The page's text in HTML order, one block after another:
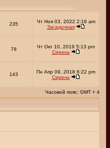
235
Чт Ноя 03, 2022 2:16 am
Загадочная
78
Чт Окт 10, 2019 5:13 pm
Сирень
143
Пн Апр 09, 2018 6:22 pm
Сирень
Часовой пояс: GMT + 4